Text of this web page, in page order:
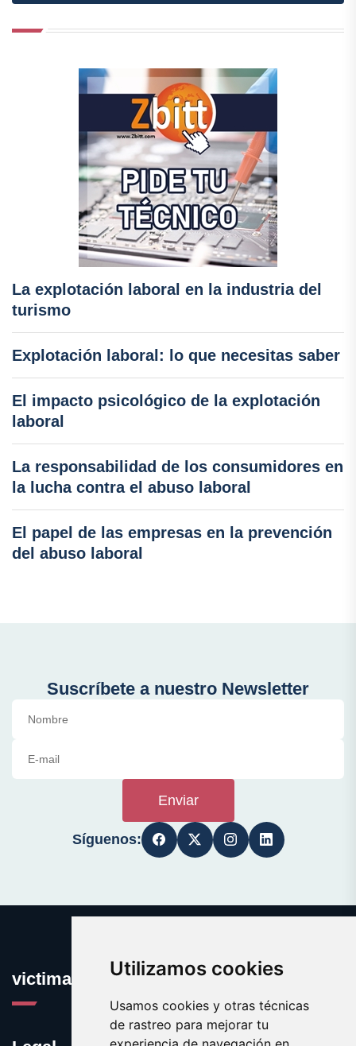
Utilizamos cookies
Usamos cookies y otras técnicas
de rastreo para mejorar tu
La explotación laboral en la industria del
turismo
Explotación laboral: lo que necesitas saber
El impacto psicológico de la explotación
laboral
La responsabilidad de los consumidores en
la lucha contra el abuso laboral
El papel de las empresas en la prevención
del abuso laboral
Suscríbete a nuestro Newsletter
Enviar
Síguenos:
victima.es